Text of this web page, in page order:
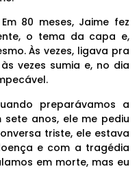
80 meses, Jaime fez
o tema da capa e,
Às vezes, ligava pra
vezes sumia e, no dia
preparávamos a
sete anos, ele me pediu
triste, ele estava
e com a tragédia
em morte, mas eu